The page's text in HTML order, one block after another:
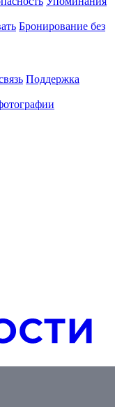
Бронирование без
Поддержка